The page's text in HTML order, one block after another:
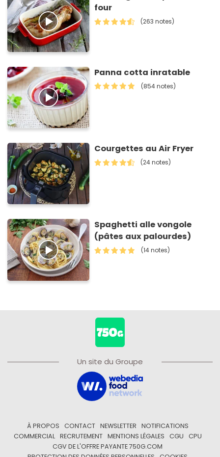
four
(263 notes)
Panna cotta inratable
(854 notes)
Courgettes au Air Fryer
(24 notes)
Spaghetti alle vongole
(pâtes aux palourdes)
(14 notes)
Un site du Groupe
À PROPOS CONTACT NEWSLETTER
NOTIFICATIONS
COMMERCIAL
RECRUTEMENT MENTIONS LÉGALES CGU
CPU
CGV DE L'OFFRE PAYANTE 750G.COM